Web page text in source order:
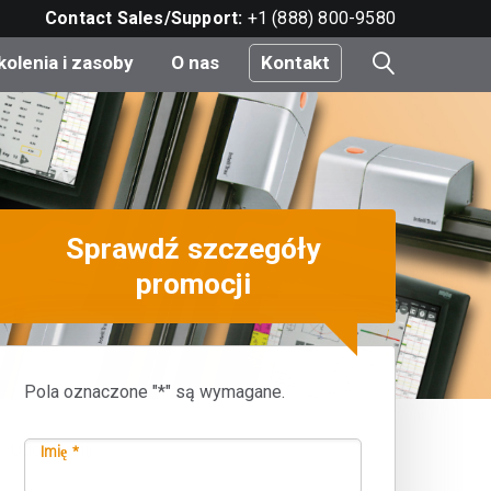
Contact Sales/Support: +1 (888) 800-9580
i zasoby O nas Kontakt
Udostępnij
Sprawdź szczegóły
promocji
Pola oznaczone "*" są wymagane.
Imię *